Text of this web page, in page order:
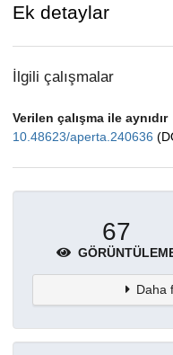
Ek detaylar
İlgili çalışmalar
Verilen çalışma ile aynıdır
10.48623/aperta.240636
67
Daha